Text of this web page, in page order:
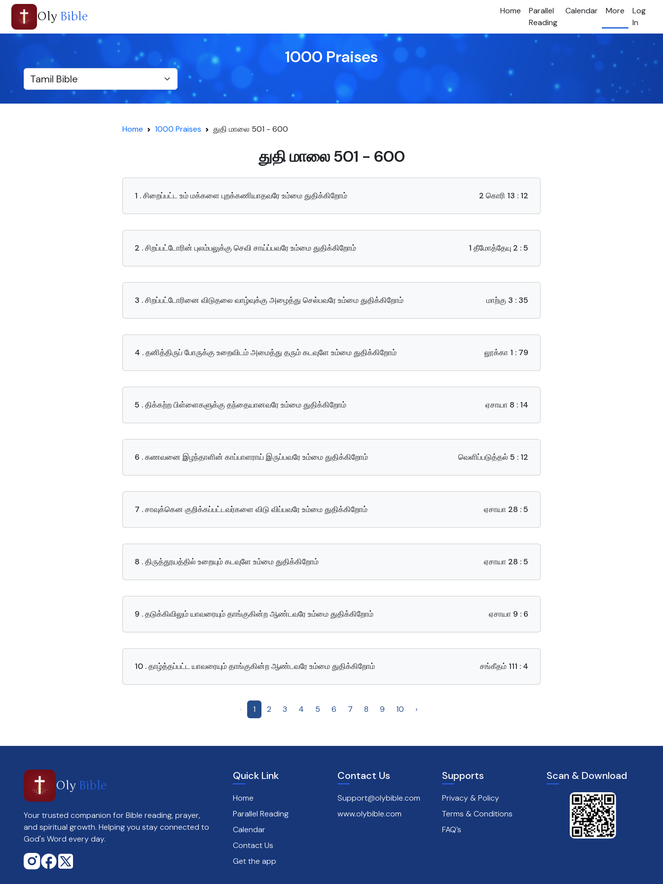
Oly Bible Home
Parallel
Reading
Calendar More
Log
In
1000 Praises
Home 1000 Praises துதி மாலை 501 - 600
துதி மாலை 501 - 600
1 . சிறைப்பட்ட உம் மக்களை புறக்கணியாதவரே உம்மை துதிக்கிறோம் 2 கொரி 13 : 12
2 . சிறப்பட்டோரின் புலம்பலுக்கு செவி சாய்ப்பவரே உம்மை துதிக்கிறோம் 1 தீமோத்தேயு 2 : 5
3 . சிறப்பட்டோரினை விடுதலை வாழ்வுக்கு அழைத்து செல்பவரே உம்மை துதிக்கிறோம் மாற்கு 3 : 35
4 . தனித்திருப் போருக்கு உறைவிடம் அமைத்து தரும் கடவுளே உம்மை துதிக்கிறோம் லூக்கா 1 : 79
5 . திக்கற்ற பிள்ளைகளுக்கு தந்தையானவரே உம்மை துதிக்கிறோம் ஏசாயா 8 : 14
6 . கணவனை இழந்தாளின் காப்பாளராய் இருப்பவரே உம்மை துதிக்கிறோம் வெளிப்படுத்தல் 5 : 12
7 . சாவுக்கென குறிக்கப்பட்டவர்களை விடு விப்பவரே உம்மை துதிக்கிறோம் ஏசாயா 28 : 5
8 . திருத்தூயத்தில் உறையும் கடவுளே உம்மை துதிக்கிறோம் ஏசாயா 28 : 5
9 . தடுக்கிவிலும் யாவரையும் தாங்குகின்ற ஆண்டவரே உம்மை துதிக்கிறோம் ஏசாயா 9 : 6
10 . தாழ்த்தப்பட்ட யாவரையும் தாங்குகின்ற ஆண்டவரே உம்மை துதிக்கிறோம் சங்கீதம் 111 : 4
‹ 1 2 3 4 5 6 7 8 9 10 ›
Oly Bible
Your trusted companion for Bible reading, prayer,
and spiritual growth. Helping you stay connected to
God's Word every day.
Quick Link
Home
Parallel Reading
Calendar
Contact Us
Get the app
Contact Us
Support@olybible.com
www.olybible.com
Supports
Privacy & Policy
Terms & Conditions
FAQ’s
Scan & Download